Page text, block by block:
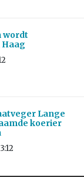
wordt
Lange
koerier